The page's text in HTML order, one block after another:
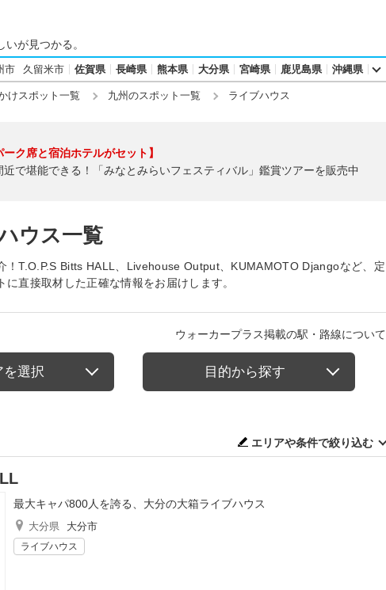
いが見つかる。
市 久留米市 佐賀県 長崎県 熊本県 大分県 宮崎県 鹿児島県 沖縄県
けスポット一覧 九州のスポット一覧 ライブハウス
ーク席と宿泊ホテルがセット】
近で堪能できる！「みなとみらいフェスティバル」鑑賞ツアーを販売中
ウス一覧
！T.O.P.S Bitts HALL、Livehouse Output、KUMAMOTO Djangoなど、定
直接取材した正確な情報をお届けします。
ウォーカープラス掲載の駅・路線について
を選択 目的から探す
エリアや条件で絞り込む
最大キャパ800人を誇る、大分の大箱ライブハウス
大分県 大分市
ライブハウス